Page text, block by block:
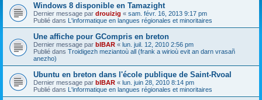
Windows 8 disponible en Tamazight
Dernier message par drouizig « sam. févr. 16, 2013 9:17 pm
Publié dans L'informatique en langues régionales et minoritaires
Une affiche pour GCompris en breton
Dernier message par bIBAR « lun. juil. 12, 2010 2:56 pm
Publié dans Troidigezh meziantoù all (frank a wirioù evit an darn vrasañ
anezho)
Ubuntu en breton dans l'école publique de Saint-Rvoal
Dernier message par bIBAR « lun. juin 28, 2010 8:14 pm
Publié dans L'informatique en langues régionales et minoritaires